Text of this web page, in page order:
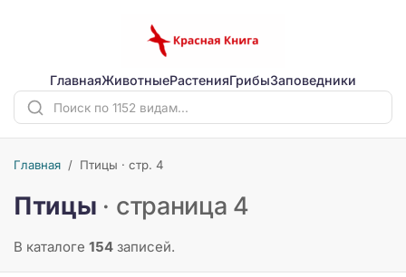
ГлавнаяЖивотныеРастенияГрибыЗаповедники
Главная / Птицы · стр. 4
Птицы · страница 4
В каталоге 154 записей.